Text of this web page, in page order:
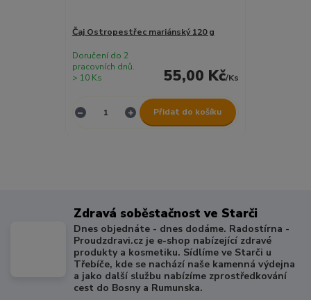
Čaj Ostropestřec mariánský 120 g
55,00 Kč/Ks
Doručení do 2
pracovních dnů.
> 10 Ks
Přidat do košíku
Zdravá soběstačnost ve Starči
Dnes objednáte - dnes dodáme. Radostírna -
Proudzdravi.cz je e-shop nabízející zdravé
produkty a kosmetiku. Sídlíme ve Starči u
Třebíče, kde se nachází naše kamenná výdejna
a jako další službu nabízíme zprostředkování
cest do Bosny a Rumunska.